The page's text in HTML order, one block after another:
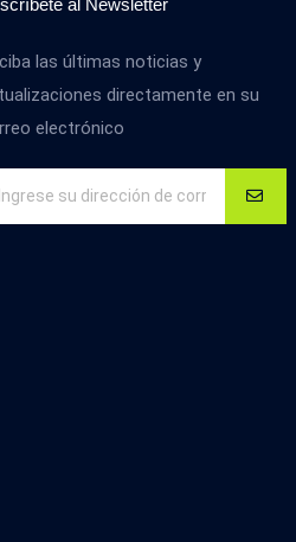
las últimas noticias y
directamente en su
electrónico